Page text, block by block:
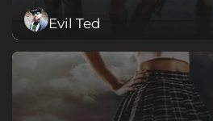
Evil Ted